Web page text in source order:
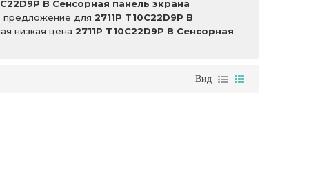
B Сенсорная панель экрана
предложение для 2711P T10C22D9P B
низкая цена 2711P T10C22D9P B Сенсорная
Вид